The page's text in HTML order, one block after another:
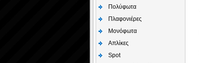
Πολύφωτα
Πλαφονιέρες
Μονόφωτα
Απλίκες
Spot